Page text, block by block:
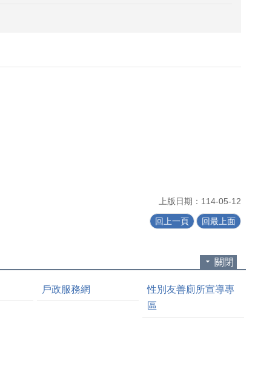
上版日期：114-05-12
回上一頁 回最上面
關閉
戶政服務網
性別友善廁所宣導專
區